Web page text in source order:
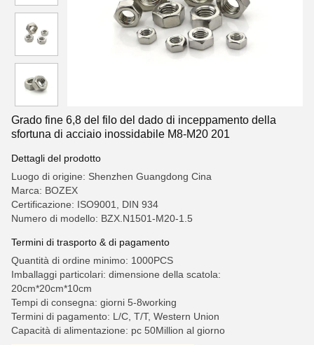
Grado fine 6,8 del filo del dado di inceppamento della
sfortuna di acciaio inossidabile M8-M20 201
Dettagli del prodotto
Luogo di origine: Shenzhen Guangdong Cina
Marca: BOZEX
Certificazione: ISO9001, DIN 934
Numero di modello: BZX.N1501-M20-1.5
Termini di trasporto & di pagamento
Quantità di ordine minimo: 1000PCS
Imballaggi particolari: dimensione della scatola:
20cm*20cm*10cm
Tempi di consegna: giorni 5-8working
Termini di pagamento: L/C, T/T, Western Union
Capacità di alimentazione: pc 50Million al giorno